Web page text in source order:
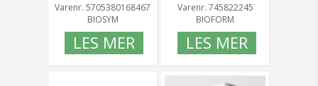
g
Varenr. 5705380168467
BIOSYM
LES MER
Betaglukan 50 ml
Varenr. 745822245
BIOFORM
LES MER